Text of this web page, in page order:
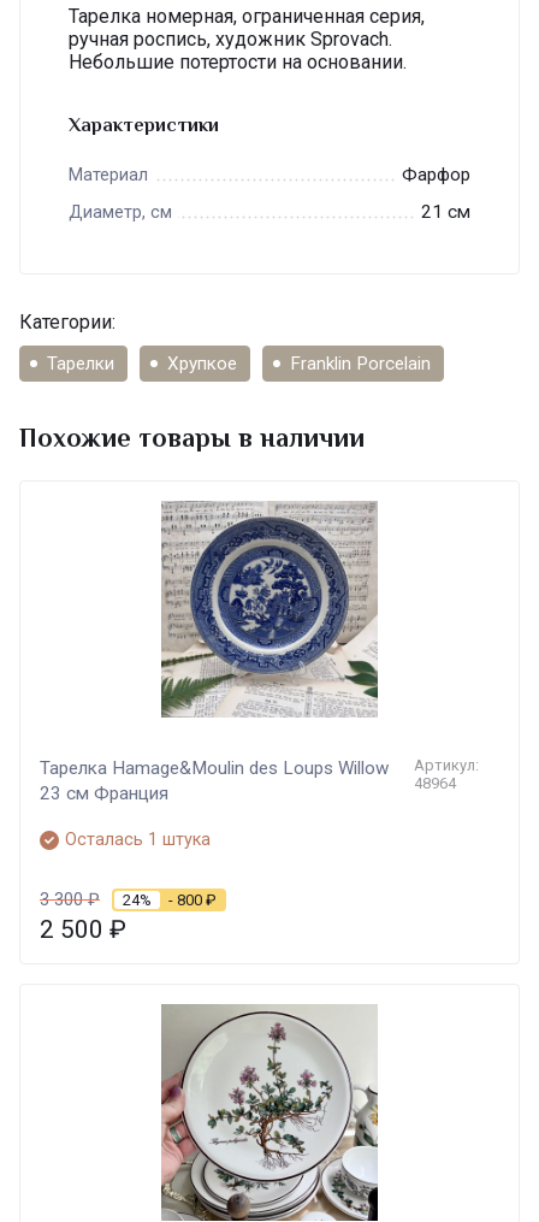
Тарелка номерная, ограниченная серия,
ручная роспись, художник Sprovach.
Небольшие потертости на основании.
Характеристики
Материал Фарфор
Диаметр, см 21 см
Категории:
Тарелки Хрупкое Franklin Porcelain
Похожие товары в наличии
Тарелка Hamage&Moulin des Loups Willow
23 см Франция
Артикул:
48964
Осталась 1 штука
3 300₽ 24% - 800 ₽
2 500 ₽